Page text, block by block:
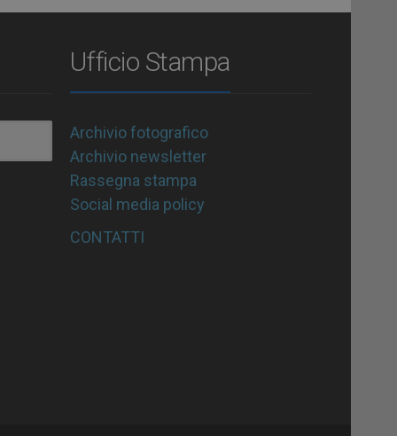
Ufficio Stampa
Archivio fotografico
Archivio newsletter
Rassegna stampa
Social media policy
CONTATTI